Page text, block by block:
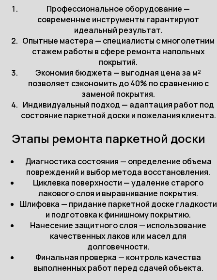
Профессиональное оборудование —
современные инструменты гарантируют
идеальный результат.
Опытные мастера — специалисты с многолетним
стажем работы в сфере ремонта напольных
покрытий.
Экономия бюджета — выгодная цена за м²
позволяет сэкономить до 40% по сравнению с
заменой покрытия.
Индивидуальный подход — адаптация работ под
состояние паркетной доски и пожелания клиента.
Этапы ремонта паркетной доски
Диагностика состояния — определение объема
повреждений и выбор метода восстановления.
Циклевка поверхности — удаление старого
лакового слоя и выравнивание покрытия.
Шлифовка — придание паркетной доске гладкости
и подготовка к финишному покрытию.
Нанесение защитного слоя — использование
качественных лаков или масел для
долговечности.
Финальная проверка — контроль качества
выполненных работ перед сдачей объекта.